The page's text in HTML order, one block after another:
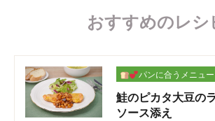
おすすめのレシ
パンに合うメニュー
鮭のピカタ大豆の
ソース添え